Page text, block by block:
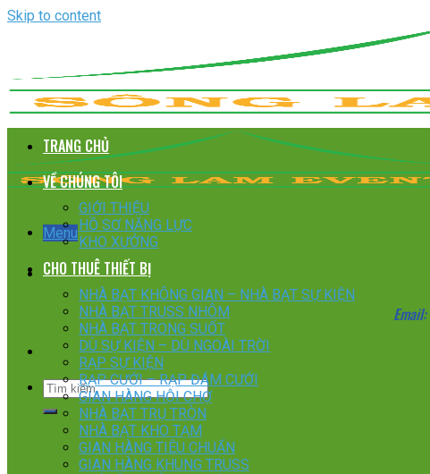
Skip to content
Menu
Email:
TRANG CHỦ
VỀ CHÚNG TÔI
GIỚI THIỆU
HỒ SƠ NĂNG LỰC
KHO XƯỞNG
CHO THUÊ THIẾT BỊ
NHÀ BẠT KHÔNG GIAN – NHÀ BẠT SỰ KIỆN
NHÀ BẠT TRUSS NHÔM
NHÀ BẠT TRONG SUỐT
DÙ SỰ KIỆN – DÙ NGOÀI TRỜI
RẠP SỰ KIỆN
RẠP CƯỚI – RẠP ĐÁM CƯỚI
GIAN HÀNG HỘI CHỢ
NHÀ BẠT TRỤ TRÒN
NHÀ BẠT KHO TẠM
GIAN HÀNG TIÊU CHUẨN
GIAN HÀNG KHUNG TRUSS